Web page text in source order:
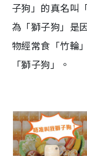
子狗」的真名叫
為「獅子狗」是
物經常食「竹輪
「獅子狗」。